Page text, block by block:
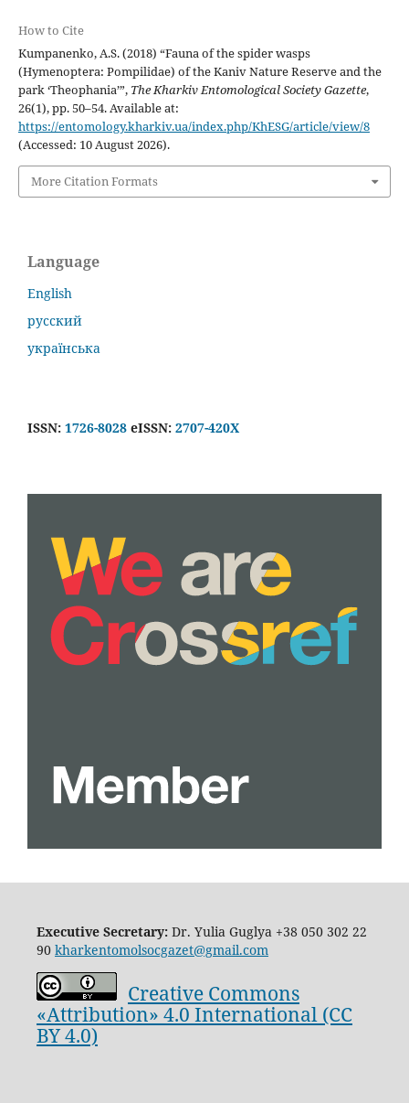
How to Cite
Kumpanenko, A.S. (2018) “Fauna of the spider wasps
(Hymenoptera: Pompilidae) of the Kaniv Nature Reserve and the
park ‘Theophania’”, The Kharkiv Entomological Society Gazette,
26(1), pp. 50–54. Available at:
https://entomology.kharkiv.ua/index.php/KhESG/article/view/8
(Accessed: 10 August 2026).
More Citation Formats
Language
English
русский
українська
ISSN: 1726-8028 eISSN: 2707-420X
Executive Secretary:Dr. Yulia Guglya +38 050 302 22
90 kharkentomolsocgazet@gmail.com
Creative Commons
«Attribution» 4.0 International (CC
BY 4.0)